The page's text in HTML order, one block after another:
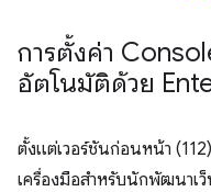
การตั้งค่า
อัตโนมัติด้วย
ตั้งแต่เวอร์ชันก่อนหน้า
เครื่องมือสำหรับนักพัฒนาเว็